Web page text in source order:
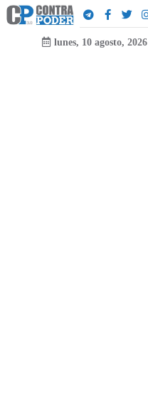
lunes, 10 agosto, 2026